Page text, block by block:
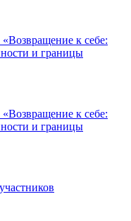
к себе:
и границы
к себе:
и границы